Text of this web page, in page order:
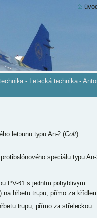
- Letecká technika -
letounu typu An-2 (Colt)
speciálu typu An-
PV-61 s jedním pohyblivým
na hřbetu trupu, přímo za
trupu, přímo za střeleckou